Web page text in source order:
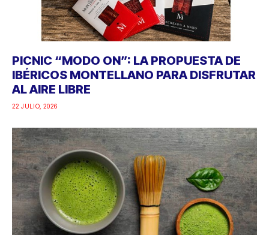
PICNIC “MODO ON”: LA PROPUESTA DE
IBÉRICOS MONTELLANO PARA DISFRUTAR
AL AIRE LIBRE
22 JULIO, 2026